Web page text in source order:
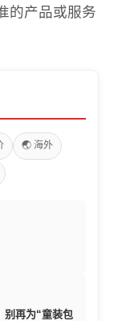
的产品或服务
🌏 海外
别再为“童装包